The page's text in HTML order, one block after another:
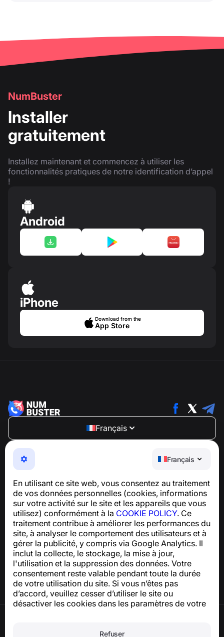
Français
En utilisant ce site web, vous consentez au traitement
de vos données personnelles (cookies, informations
sur votre activité sur le site et les appareils que vous
utilisez) conformément à la COOKIE POLICY. Ce
traitement contribue à améliorer les performances du
site, à analyser le comportement des utilisateurs et à
gérer la publicité, y compris via Google Analytics. Il
inclut la collecte, le stockage, la mise à jour,
l'utilisation et la suppression des données. Votre
consentement reste valable pendant toute la durée
de votre utilisation du site. Si vous n’êtes pas
d’accord, veuillez cesser d’utiliser le site ou
désactiver les cookies dans les paramètres de votre
Refuser
NumBuster
Installer
gratuitement
Installez maintenant et commencez à utiliser les
fonctionnalités pratiques de notre identification d’appel
!
Android
iPhone
Download from the
App Store
Français
NumBuster © 2013—2026 ·
Une application facile à utiliser qui vous protège contre
les arnaques téléphoniques, le spam et les messages
Pour toute question concernant la conformité au RGPD :
support@numbuster.com
Centre d’aide
Actualités et articles
À propos du projet
Contacts